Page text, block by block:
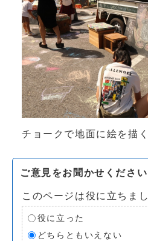
チョークで地面に絵を描
ご意見をお聞かせください
このページは役に立ちま
役に立った
どちらともいえない